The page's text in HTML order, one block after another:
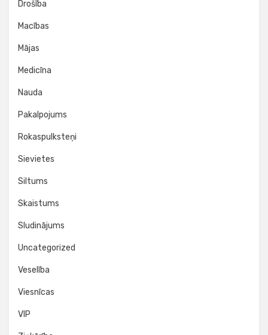
Drošība
Macības
Mājas
Medicīna
Nauda
Pakalpojums
Rokaspulksteņi
Sievietes
Siltums
Skaistums
Sludinājums
Uncategorized
Veselība
Viesnīcas
VIP